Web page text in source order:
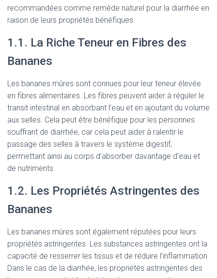
recommandées comme remède naturel pour la diarrhée en
raison de leurs propriétés bénéfiques.
1.1. La Riche Teneur en Fibres des
Bananes
Les bananes mûres sont connues pour leur teneur élevée
en fibres alimentaires. Les fibres peuvent aider à réguler le
transit intestinal en absorbant l’eau et en ajoutant du volume
aux selles. Cela peut être bénéfique pour les personnes
souffrant de diarrhée, car cela peut aider à ralentir le
passage des selles à travers le système digestif,
permettant ainsi au corps d’absorber davantage d’eau et
de nutriments.
1.2. Les Propriétés Astringentes des
Bananes
Les bananes mûres sont également réputées pour leurs
propriétés astringentes. Les substances astringentes ont la
capacité de resserrer les tissus et de réduire l’inflammation.
Dans le cas de la diarrhée, les propriétés astringentes des